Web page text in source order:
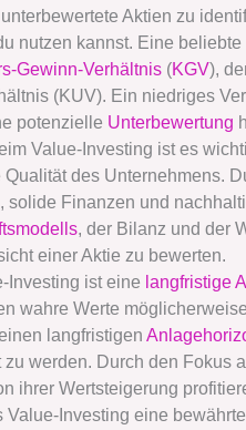
Aktien zu
nutzen kannst. Eine beliebte
Gewinn-Verhältnis (KGV),
(KUV). Ein niedriges
potenzielle Unterbewertung
Value-Investing ist es
des Unternehmens.
Finanzen und
, der Bilanz und der
einer Aktie zu bewerten.
Investing ist eine langfristige
wahre Werte
langfristigen
zu werden. Durch den Fokus
ihrer Wertsteigerung
Investing eine